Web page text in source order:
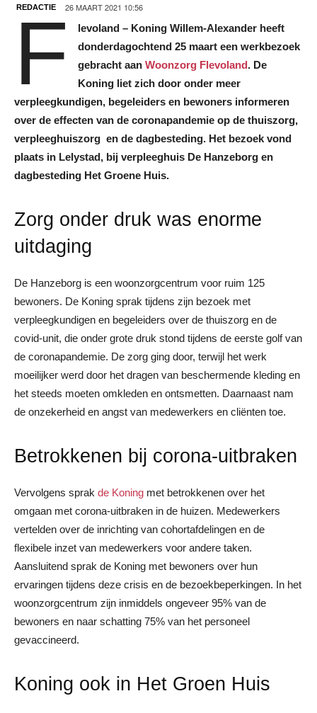
REDACTIE 26 MAART 2021 10:56
F
levoland – Koning Willem-Alexander heeft
donderdagochtend 25 maart een werkbezoek
gebracht aan Woonzorg Flevoland. De
Koning liet zich door onder meer
verpleegkundigen, begeleiders en bewoners informeren
over de effecten van de coronapandemie op de thuiszorg,
verpleeghuiszorg en de dagbesteding. Het bezoek vond
plaats in Lelystad, bij verpleeghuis De Hanzeborg en
dagbesteding Het Groene Huis.
Zorg onder druk was enorme
uitdaging
De Hanzeborg is een woonzorgcentrum voor ruim 125
bewoners. De Koning sprak tijdens zijn bezoek met
verpleegkundigen en begeleiders over de thuiszorg en de
covid-unit, die onder grote druk stond tijdens de eerste golf van
de coronapandemie. De zorg ging door, terwijl het werk
moeilijker werd door het dragen van beschermende kleding en
het steeds moeten omkleden en ontsmetten. Daarnaast nam
de onzekerheid en angst van medewerkers en cliënten toe.
Betrokkenen bij corona-uitbraken
Vervolgens sprak de Koning met betrokkenen over het
omgaan met corona-uitbraken in de huizen. Medewerkers
vertelden over de inrichting van cohortafdelingen en de
flexibele inzet van medewerkers voor andere taken.
Aansluitend sprak de Koning met bewoners over hun
ervaringen tijdens deze crisis en de bezoekbeperkingen. In het
woonzorgcentrum zijn inmiddels ongeveer 95% van de
bewoners en naar schatting 75% van het personeel
gevaccineerd.
Koning ook in Het Groen Huis